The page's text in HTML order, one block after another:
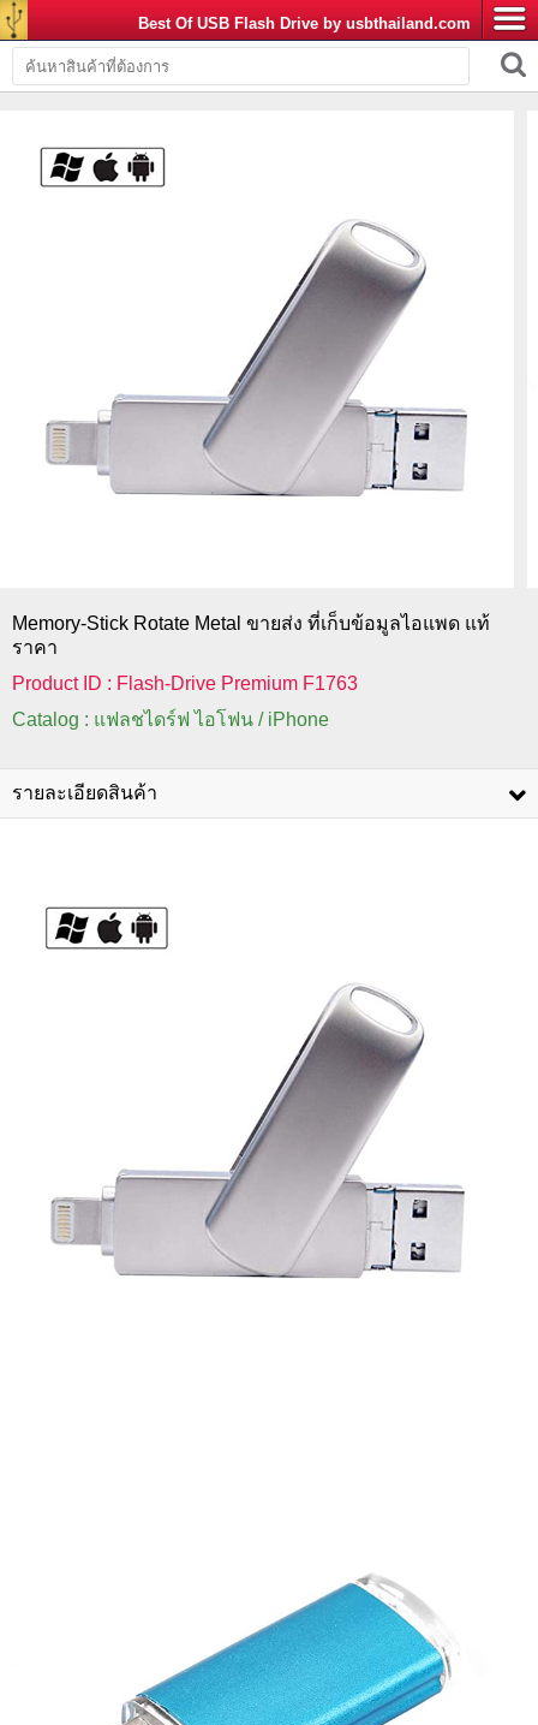
Best Of USB Flash Drive by usbthailand.com
Memory-Stick Rotate Metal ขายส่ง ที่เก็บข้อมูลไอแพด แท้
ราคา
Product ID : Flash-Drive Premium F1763
Catalog : แฟลชไดร์ฟ ไอโฟน / iPhone
รายละเอียดสินค้า